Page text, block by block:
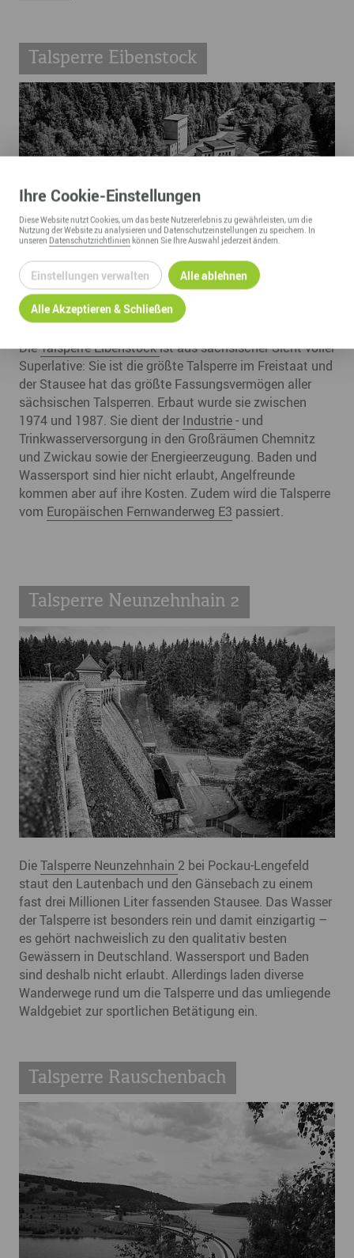
Talsperre Eibenstock
DieTalsperre Eibenstockist aus sächsischer Sicht voller
Superlative: Sie ist die größte Talsperre im Freistaat und
der Stausee hat das größte Fassungsvermögen aller
sächsischen Talsperren. Erbaut wurde sie zwischen
1974 und 1987. Sie dient der Industrie- und
Trinkwasserversorgung in den Großräumen Chemnitz
und Zwickau sowie der Energieerzeugung. Baden und
Wassersport sind hier nicht erlaubt, Angelfreunde
kommen aber auf ihre Kosten. Zudem wird die Talsperre
vom Europäischen Fernwanderweg E3 passiert.
Talsperre Neunzehnhain 2
DieTalsperre Neunzehnhain 2 bei Pockau-Lengefeld
staut den Lautenbach und den Gänsebach zu einem
fast drei Millionen Liter fassenden Stausee. Das Wasser
der Talsperre ist besonders rein und damit einzigartig –
es gehört nachweislich zu den qualitativ besten
Gewässern in Deutschland. Wassersport und Baden
sind deshalb nicht erlaubt. Allerdings laden diverse
Wanderwege rund um die Talsperre und das umliegende
Waldgebiet zur sportlichen Betätigung ein.
Talsperre Rauschenbach
Ihre Cookie-Einstellungen
DieseWebsitenutzt Cookies, um das beste Nutzererlebnis zu gewährleisten, um die
Nutzung derWebsitezu analysieren und Datenschutzeinstellungen zu speichern. In
unseren Datenschutzrichtlinien können Sie Ihre Auswahl jederzeit ändern.
Einstellungen verwalten Alle ablehnen
Alle Akzeptieren & Schließen